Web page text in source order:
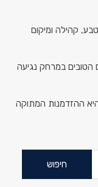
של טבע, קהילה ומיקום
הטובים במרחק נגיעה
ההזדמנות המתוקה